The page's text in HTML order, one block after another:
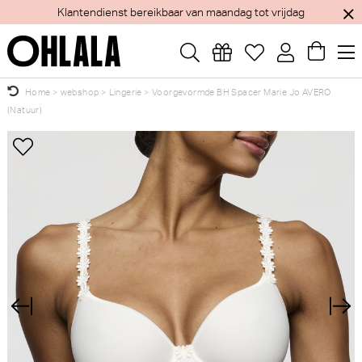
Klantendienst bereikbaar van maandag tot vrijdag
Home > webshop > Lingerie > Voorgevormde BH Spacer Marie Jo AVERO
(Natuur)
Wellicht zijn deze producten ook interessant
voor je?
Banana Moon Beachclub
Bikini Top (Orange)
Watercult Caftan Beachwear -
Kleed (Aqua shades)